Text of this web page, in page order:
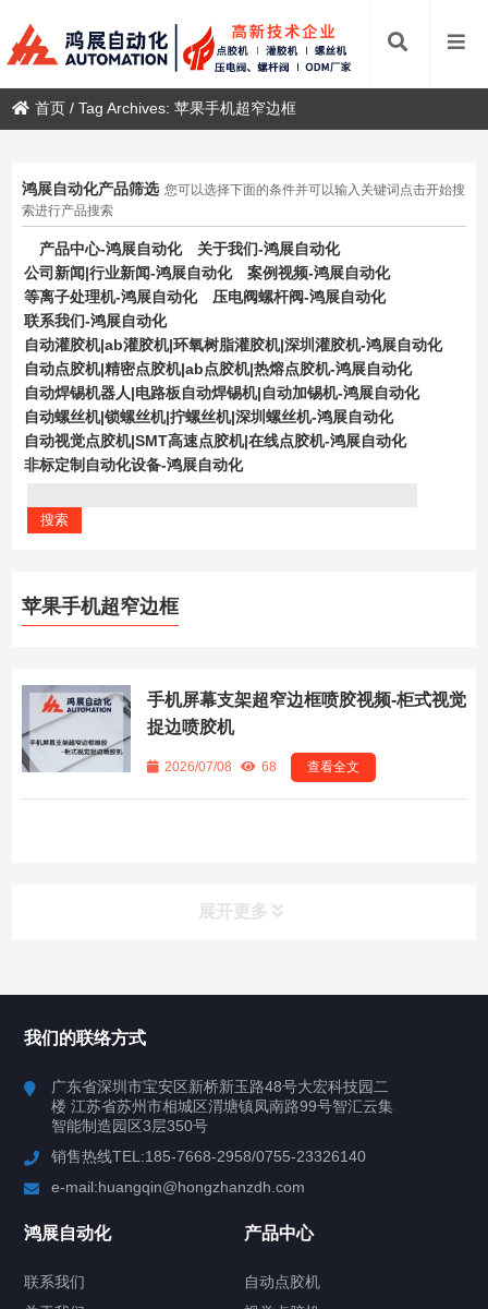
首页 /Tag Archives: 苹果手机超窄边框
鸿展自动化产品筛选 您可以选择下面的条件并可以输入关键词点击开始搜
索进行产品搜索
产品中心-鸿展自动化
关于我们-鸿展自动化
公司新闻|行业新闻-鸿展自动化
案例视频-鸿展自动化
等离子处理机-鸿展自动化
压电阀螺杆阀-鸿展自动化
联系我们-鸿展自动化
自动灌胶机|ab灌胶机|环氧树脂灌胶机|深圳灌胶机-鸿展自动化
自动点胶机|精密点胶机|ab点胶机|热熔点胶机-鸿展自动化
自动焊锡机器人|电路板自动焊锡机|自动加锡机-鸿展自动化
自动螺丝机|锁螺丝机|拧螺丝机|深圳螺丝机-鸿展自动化
自动视觉点胶机|SMT高速点胶机|在线点胶机-鸿展自动化
非标定制自动化设备-鸿展自动化
苹果手机超窄边框
手机屏幕支架超窄边框喷胶视频-柜式视觉
捉边喷胶机
2026/07/08 68 查看全文
展开更多
案例视频
联系我们
关于我们
我们的联络方式
广东省深圳市宝安区新桥新玉路48号大宏科技园二
楼 江苏省苏州市相城区渭塘镇凤南路99号智汇云集
智能制造园区3层350号
销售热线TEL:185-7668-2958/0755-23326140
e-mail:huangqin@hongzhanzdh.com
鸿展自动化
联系我们
产品中心
自动点胶机